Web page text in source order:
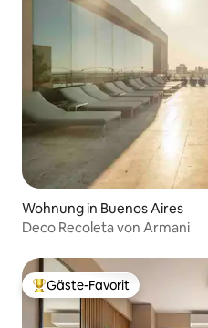
Wohnung in Buenos Aires
Deco Recoleta von Armani
Beliebter Gäste-Favorit.
Gäste-Favorit